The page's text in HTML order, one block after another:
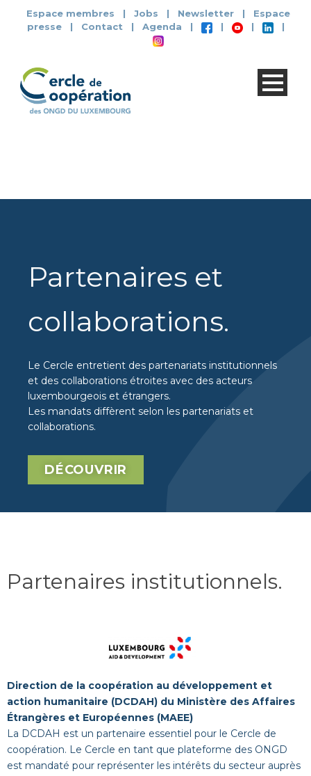
Espace membres | Jobs | Newsletter |
Espace
presse
| Contact | Agenda | | | |
Partenaires et
collaborations.
Le Cercle entretient des partenariats institutionnels
et des collaborations étroites avec des acteurs
luxembourgeois et étrangers.
Les mandats diffèrent selon les partenariats et
collaborations.
DÉCOUVRIR
Partenaires institutionnels.
Direction de la coopération au développement et
action humanitaire (DCDAH) du Ministère des Affaires
Étrangères et Européennes (MAEE)
La DCDAH est un partenaire essentiel pour le Cercle de
coopération. Le Cercle en tant que plateforme des ONGD
est mandaté pour représenter les intérêts du secteur auprès